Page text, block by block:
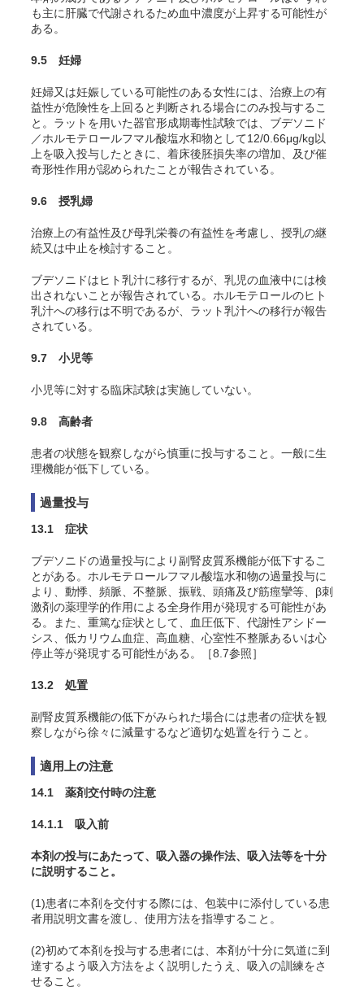
も主に肝臓で代謝されるため血中濃度が上昇する可能性が
ある。
9.5 妊婦
妊婦又は妊娠している可能性のある女性には、治療上の有
益性が危険性を上回ると判断される場合にのみ投与するこ
と。ラットを用いた器官形成期毒性試験では、ブデソニド
／ホルモテロールフマル酸塩水和物として12/0.66μg/kg以
上を吸入投与したときに、着床後胚損失率の増加、及び催
奇形性作用が認められたことが報告されている。
9.6 授乳婦
治療上の有益性及び母乳栄養の有益性を考慮し、授乳の継
続又は中止を検討すること。
ブデソニドはヒト乳汁に移行するが、乳児の血液中には検
出されないことが報告されている。ホルモテロールのヒト
乳汁への移行は不明であるが、ラット乳汁への移行が報告
されている。
9.7 小児等
小児等に対する臨床試験は実施していない。
9.8 高齢者
患者の状態を観察しながら慎重に投与すること。一般に生
理機能が低下している。
過量投与
13.1 症状
ブデソニドの過量投与により副腎皮質系機能が低下するこ
とがある。ホルモテロールフマル酸塩水和物の過量投与に
より、動悸、頻脈、不整脈、振戦、頭痛及び筋痙攣等、β刺
激剤の薬理学的作用による全身作用が発現する可能性があ
る。また、重篤な症状として、血圧低下、代謝性アシドー
シス、低カリウム血症、高血糖、心室性不整脈あるいは心
停止等が発現する可能性がある。［8.7参照］
13.2 処置
副腎皮質系機能の低下がみられた場合には患者の症状を観
察しながら徐々に減量するなど適切な処置を行うこと。
適用上の注意
14.1 薬剤交付時の注意
14.1.1 吸入前
本剤の投与にあたって、吸入器の操作法、吸入法等を十分
に説明すること。
(1)患者に本剤を交付する際には、包装中に添付している患
者用説明文書を渡し、使用方法を指導すること。
(2)初めて本剤を投与する患者には、本剤が十分に気道に到
達するよう吸入方法をよく説明したうえ、吸入の訓練をさ
せること。